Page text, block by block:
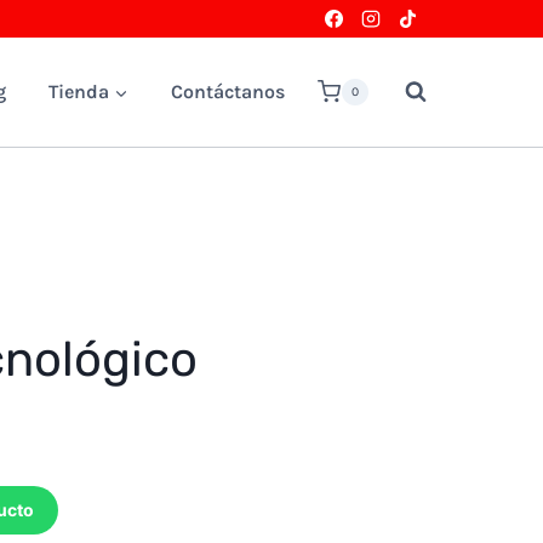
Tienda Contáctanos 0